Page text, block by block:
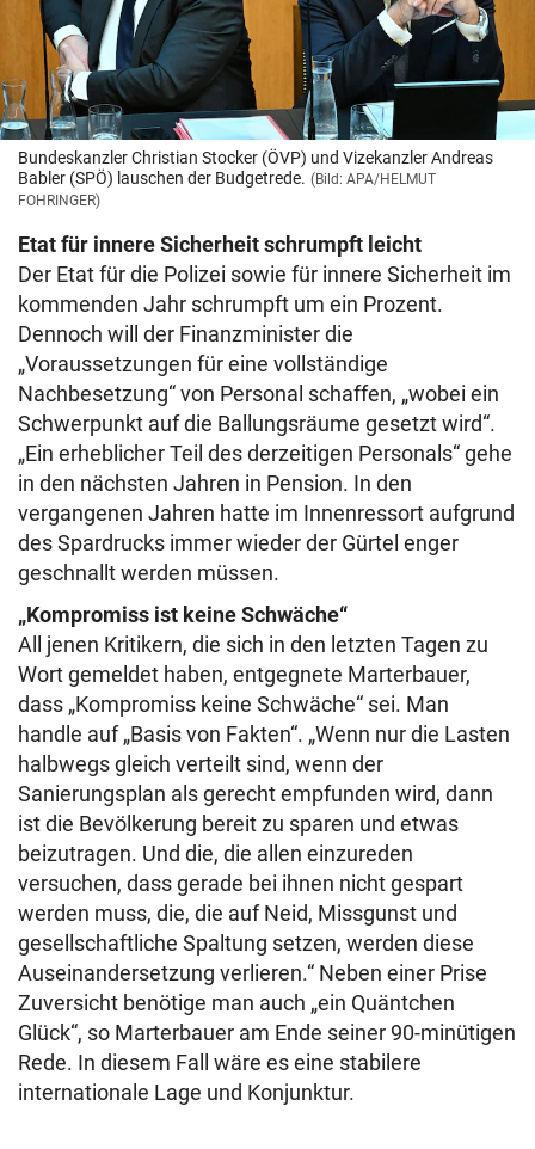
Bundeskanzler Christian Stocker (ÖVP) und Vizekanzler Andreas
Babler (SPÖ) lauschen der Budgetrede. (Bild: APA/HELMUT
FOHRINGER)
Etat für innere Sicherheit schrumpft leicht
Der Etat für die Polizei sowie für innere Sicherheit im
kommenden Jahr schrumpft um ein Prozent.
Dennoch will der Finanzminister die
„Voraussetzungen für eine vollständige
Nachbesetzung“ von Personal schaffen, „wobei ein
Schwerpunkt auf die Ballungsräume gesetzt wird“.
„Ein erheblicher Teil des derzeitigen Personals“ gehe
in den nächsten Jahren in Pension. In den
vergangenen Jahren hatte im Innenressort aufgrund
des Spardrucks immer wieder der Gürtel enger
geschnallt werden müssen.
„Kompromiss ist keine Schwäche“
All jenen Kritikern, die sich in den letzten Tagen zu
Wort gemeldet haben, entgegnete Marterbauer,
dass „Kompromiss keine Schwäche“ sei. Man
handle auf „Basis von Fakten“. „Wenn nur die Lasten
halbwegs gleich verteilt sind, wenn der
Sanierungsplan als gerecht empfunden wird, dann
ist die Bevölkerung bereit zu sparen und etwas
beizutragen. Und die, die allen einzureden
versuchen, dass gerade bei ihnen nicht gespart
werden muss, die, die auf Neid, Missgunst und
gesellschaftliche Spaltung setzen, werden diese
Auseinandersetzung verlieren.“ Neben einer Prise
Zuversicht benötige man auch „ein Quäntchen
Glück“, so Marterbauer am Ende seiner 90-minütigen
Rede. In diesem Fall wäre es eine stabilere
internationale Lage und Konjunktur.